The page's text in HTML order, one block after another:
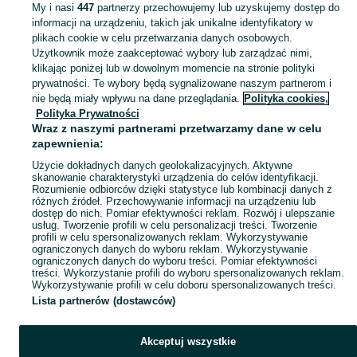
KATEGORIA
Skorzystaj z największego serwisu ogłoszeniowego - Sochaczew i okolice! - kupuj lub sprzedawaj jeszcze wygodniej w kategorii Pozostałe! Zobacz
Mapa kategorii
Mapa miejscowości
Mapa ministron
Popularne wyszukiwania
My i nasi 447partnerzy przechowujemy lub uzyskujemy dostęp do
informacji na urządzeniu, takich jak unikalne identyfikatory w
plikach cookie w celu przetwarzania danych osobowych.
Użytkownik może zaakceptować wybory lub zarządzać nimi,
klikając poniżej lub w dowolnym momencie na stronie polityki
prywatności. Te wybory będą sygnalizowane naszym partnerom i
nie będą miały wpływu na dane przeglądania. Polityka cookies,
Polityka Prywatności
Wraz z naszymi partnerami przetwarzamy dane w celu
zapewnienia:
Użycie dokładnych danych geolokalizacyjnych. Aktywne
skanowanie charakterystyki urządzenia do celów identyfikacji.
Rozumienie odbiorców dzięki statystyce lub kombinacji danych z
różnych źródeł. Przechowywanie informacji na urządzeniu lub
dostęp do nich. Pomiar efektywności reklam. Rozwój i ulepszanie
usług. Tworzenie profili w celu personalizacji treści. Tworzenie
profili w celu spersonalizowanych reklam. Wykorzystywanie
ograniczonych danych do wyboru reklam. Wykorzystywanie
ograniczonych danych do wyboru treści. Pomiar efektywności
treści. Wykorzystanie profili do wyboru spersonalizowanych reklam.
Wykorzystywanie profili w celu doboru spersonalizowanych treści.
Lista partnerów (dostawców)
Akceptuj wszystkie